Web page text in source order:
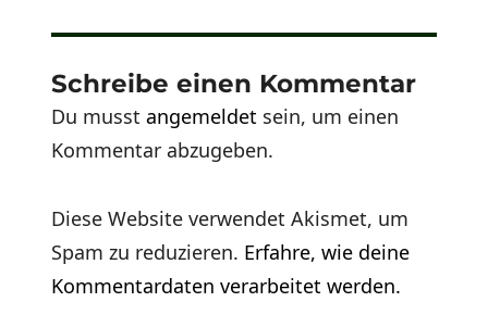
Schreibe einen Kommentar
Du musstangemeldet sein, um einen
Kommentar abzugeben.
Diese Website verwendet Akismet, um
Spam zu reduzieren. Erfahre, wie deine
Kommentardaten verarbeitet werden.